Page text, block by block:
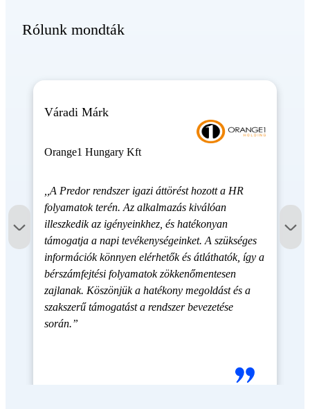
Rólunk mondták
Váradi Márk
Orange1 Hungary Kft
,,A Predor rendszer igazi áttörést hozott a HR
folyamatok terén. Az alkalmazás kiválóan
illeszkedik az igényeinkhez, és hatékonyan
támogatja a napi tevékenységeinket. A szükséges
információk könnyen elérhetők és átláthatók, így a
bérszámfejtési folyamatok zökkenőmentesen
zajlanak. Köszönjük a hatékony megoldást és a
szakszerű támogatást a rendszer bevezetése
során.”